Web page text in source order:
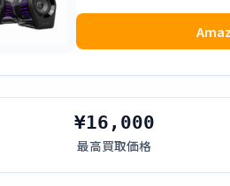
¥16,000
最高買取価格